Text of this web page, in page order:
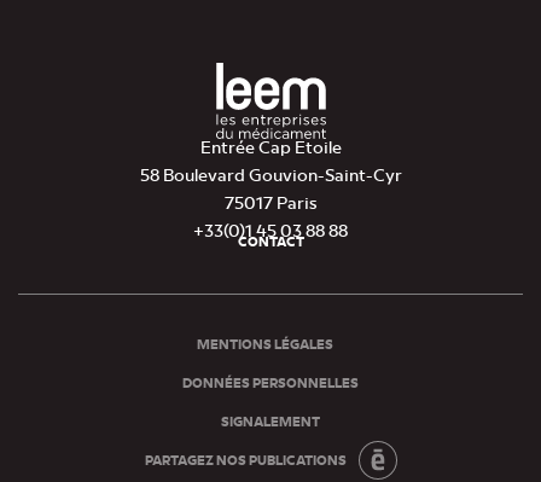
Entrée Cap Etoile
58 Boulevard Gouvion-Saint-Cyr
75017 Paris
+33(0)1 45 03 88 88
de
CONTACT
MENTIONS LÉGALES
DONNÉES PERSONNELLES
SIGNALEMENT
PARTAGEZ NOS PUBLICATIONS